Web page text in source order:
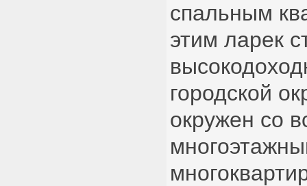
спальным
этим ларек
городской
окружен со